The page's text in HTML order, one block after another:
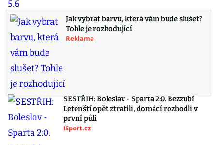
Jak vybrat barvu, která vám bude slušet?
Tohle je rozhodující
Reklama
SESTŘIH: Boleslav - Sparta 2:0. Bezzubí
Letenští opět ztratili, domácí rozhodli v
první půli
iSport.cz